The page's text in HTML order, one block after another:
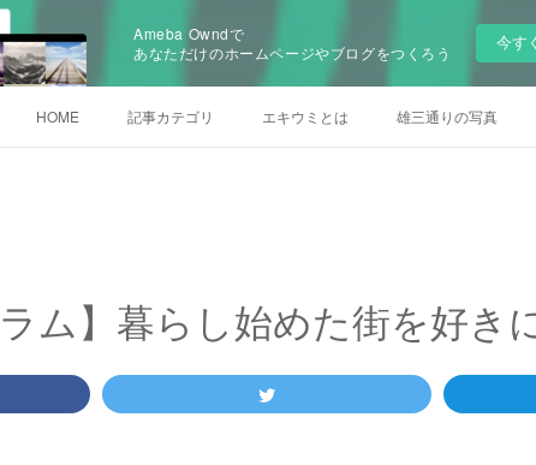
Ameba Owndで
あなただけのホームページやブログをつくろう
今す
HOME 記事カテゴリ エキウミとは 雄三通りの写真
ラム】暮らし始めた街を好き